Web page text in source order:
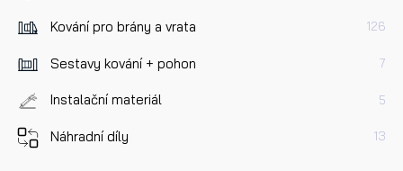
Kování pro brány a vrata 126
Sestavy kování + pohon 7
Instalační materiál 5
Náhradní díly 13